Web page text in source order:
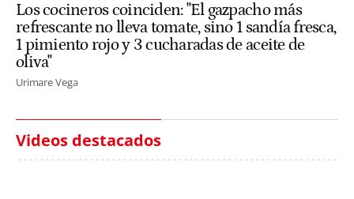
Los cocineros coinciden: "El gazpacho más
refrescante no lleva tomate, sino 1 sandía fresca,
1 pimiento rojo y 3 cucharadas de aceite de
oliva"
Urimare Vega
Videos destacados